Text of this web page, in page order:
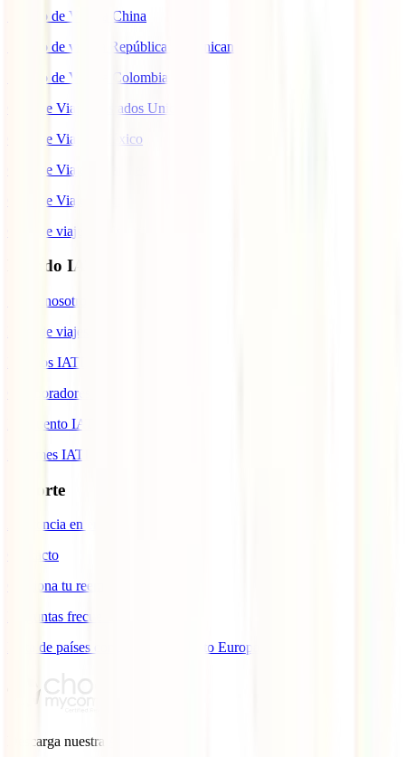
Seguro de Viaje a China
Seguro de viaje a República Dominicana
Seguro de Viaje a Colombia
Guía de Viaje a Estados Unidos
Guía de Viaje a México
Guía de Viaje a Marruecos
Guía de Viaje a Cuba
Guía de viaje a Indonesia
Mundo IATI
Sobre nosotros
Blog de viajes
Premios IATI
Colaboradores IATI
Descuento IATI
Informes IATI
Soporte
Asistencia en emergencias
Contacto
Gestiona tu reembolso
Preguntas frecuentes
Lista de países con cobertura ámbito Europa
Descarga nuestra